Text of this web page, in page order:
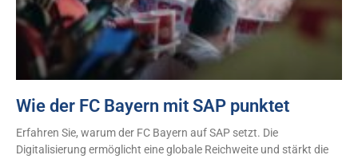
Wie der FC Bayern mit SAP punktet
Erfahren Sie, warum der FC Bayern auf SAP setzt. Die
Digitalisierung ermöglicht eine globale Reichweite und stärkt die